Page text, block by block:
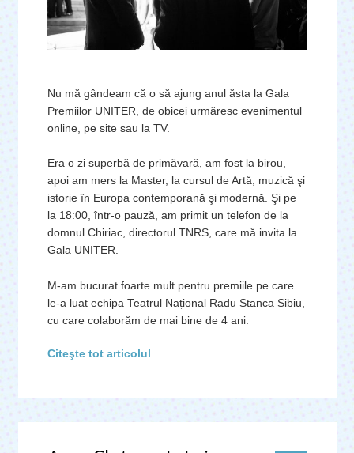
Nu mă gândeam că o să ajung anul ăsta la Gala
Premiilor UNITER, de obicei urmăresc evenimentul
online, pe site sau la TV.
Era o zi superbă de primăvară, am fost la birou,
apoi am mers la Master, la cursul de Artă, muzică şi
istorie în Europa contemporană şi modernă. Şi pe
la 18:00, într-o pauză, am primit un telefon de la
domnul Chiriac, directorul TNRS, care mă invita la
Gala UNITER.
M-am bucurat foarte mult pentru premiile pe care
le-a luat echipa Teatrul Național Radu Stanca Sibiu,
cu care colaborăm de mai bine de 4 ani.
Citeşte tot articolul